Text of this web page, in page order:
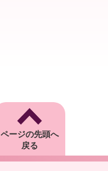
ページの先頭へ
戻る